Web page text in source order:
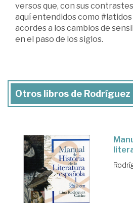
versos que, con sus
aquí entendidos como #latidos
acordes a los cambios de
en el paso de los siglos.
Otros libros de Rodríguez